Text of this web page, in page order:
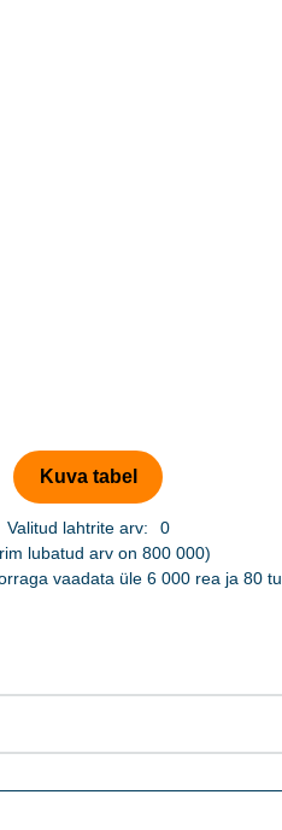
Valitud lahtrite arv:
0
lubatud arv on 800 000)
vaadata üle 6 000 rea ja 80